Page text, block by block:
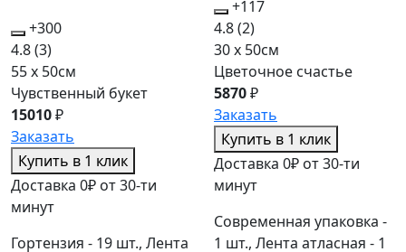
+300
4.8(3)
55 x 50см
Чувственный букет
15010₽
Заказать
Купить в 1 клик
Доставка 0₽ от 30-ти
минут
Гортензия - 19 шт., Лента
+117
4.8(2)
30 x 50см
Цветочное счастье
5870₽
Заказать
Купить в 1 клик
Доставка 0₽ от 30-ти
минут
Современная упаковка -
1 шт., Лента атласная - 1